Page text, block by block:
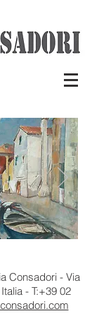
Consadori - Via
- T:+39 02